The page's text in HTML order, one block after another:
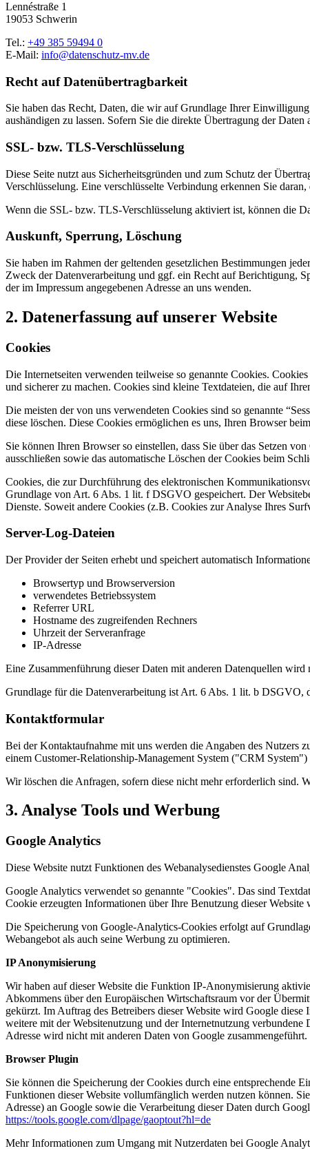
Lennéstraße 1
19053 Schwerin
Tel.: +49 385 59494 0
E-Mail: info@datenschutz-mv.de
Recht auf Datenübertragbarkeit
Sie haben das Recht, Daten, die wir auf Grundlage Ihrer
aushändigen zu lassen. Sofern Sie die direkte Übertragung der
SSL- bzw. TLS-Verschlüsselung
Diese Seite nutzt aus Sicherheitsgründen und zum Schutz der
Verschlüsselung. Eine verschlüsselte Verbindung erkennen Sie
Wenn die SSL- bzw. TLS-Verschlüsselung aktiviert ist, können die
Auskunft, Sperrung, Löschung
Sie haben im Rahmen der geltenden gesetzlichen Bestimmungen
Zweck der Datenverarbeitung und ggf. ein Recht auf Berichtigung,
der im Impressum angegebenen Adresse an uns wenden.
2. Datenerfassung auf unserer Website
Cookies
Die Internetseiten verwenden teilweise so genannte Cookies.
und sicherer zu machen. Cookies sind kleine Textdateien, die auf
Die meisten der von uns verwendeten Cookies sind so genannte
diese löschen. Diese Cookies ermöglichen es uns, Ihren Browser
Sie können Ihren Browser so einstellen, dass Sie über das Setzen
ausschließen sowie das automatische Löschen der Cookies beim
Cookies, die zur Durchführung des elektronischen
Grundlage von Art. 6 Abs. 1 lit. f DSGVO gespeichert. Der
Dienste. Soweit andere Cookies (z.B. Cookies zur Analyse Ihres
Server-Log-Dateien
Der Provider der Seiten erhebt und speichert automatisch
Browsertyp und Browserversion
verwendetes Betriebssystem
Referrer URL
Hostname des zugreifenden Rechners
Uhrzeit der Serveranfrage
IP-Adresse
Eine Zusammenführung dieser Daten mit anderen Datenquellen wird
Grundlage für die Datenverarbeitung ist Art. 6 Abs. 1 lit. b DSGVO,
Kontaktformular
Bei der Kontaktaufnahme mit uns werden die Angaben des
einem Customer-Relationship-Management System ("CRM
Wir löschen die Anfragen, sofern diese nicht mehr erforderlich sind.
3. Analyse Tools und Werbung
Google Analytics
Diese Website nutzt Funktionen des Webanalysedienstes Google
Google Analytics verwendet so genannte "Cookies". Das sind
Cookie erzeugten Informationen über Ihre Benutzung dieser
Die Speicherung von Google-Analytics-Cookies erfolgt auf
Webangebot als auch seine Werbung zu optimieren.
IP Anonymisierung
Wir haben auf dieser Website die Funktion IP-Anonymisierung
Abkommens über den Europäischen Wirtschaftsraum vor der
gekürzt. Im Auftrag des Betreibers dieser Website wird Google
weitere mit der Websitenutzung und der Internetnutzung
Adresse wird nicht mit anderen Daten von Google zusammengeführt.
Browser Plugin
Sie können die Speicherung der Cookies durch eine entsprechende
Funktionen dieser Website vollumfänglich werden nutzen können.
Adresse) an Google sowie die Verarbeitung dieser Daten durch
https://tools.google.com/dlpage/gaoptout?hl=de
Mehr Informationen zum Umgang mit Nutzerdaten bei Google